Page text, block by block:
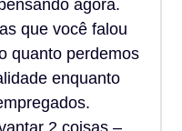
agora.
que você falou
quanto perdemos
enquanto